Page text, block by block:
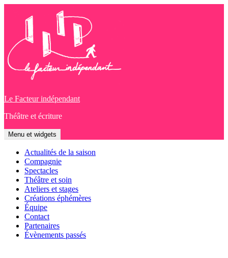
contenu
Le Facteur indépendant
Théâtre et écriture
Menu et widgets
Actualités de la saison
Compagnie
Spectacles
Théâtre et soin
Ateliers et stages
Créations éphémères
Équipe
Contact
Partenaires
Évènements passés